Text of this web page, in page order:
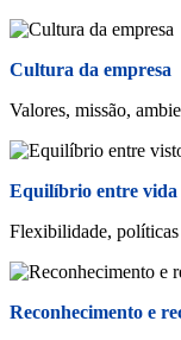
Cultura da empresa
Valores, missão,
Equilíbrio entre vida
Flexibilidade, políticas
Reconhecimento e